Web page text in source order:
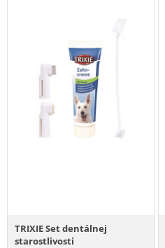
TRIXIE Set dentálnej
starostlivosti